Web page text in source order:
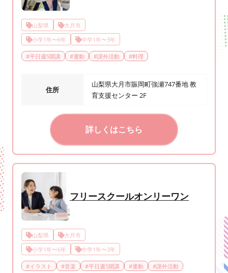
山梨県
大月市
小学1年〜6年
中学1年〜3年
#平日週5開講 #運動 #課外活動 #料理
住所
山梨県大月市賑岡町強瀬747番地 教
育支援センター 2F
詳しくはこちら
フリースクールオンリーワン
山梨県
大月市
小学1年〜6年
中学1年〜3年
#イラスト #音楽 #平日週5開講 #運動 #課外活動